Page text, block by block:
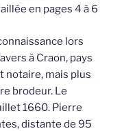
en pages 4 à 6
lors
à Craon, pays
notaire, mais plus
brodeur. Le
1660. Pierre
distante de 95